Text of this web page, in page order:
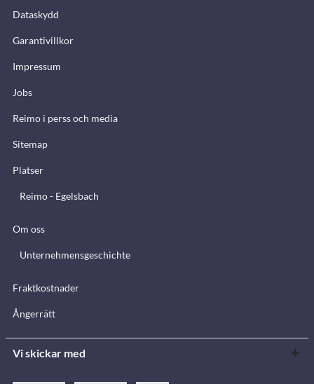
Dataskydd
Garantivillkor
Impressum
Jobs
Reimo i perss och media
Sitemap
Platser
Reimo - Egelsbach
Om oss
Unternehmensgeschichte
Fraktkostnader
Ångerrätt
Vi skickar med